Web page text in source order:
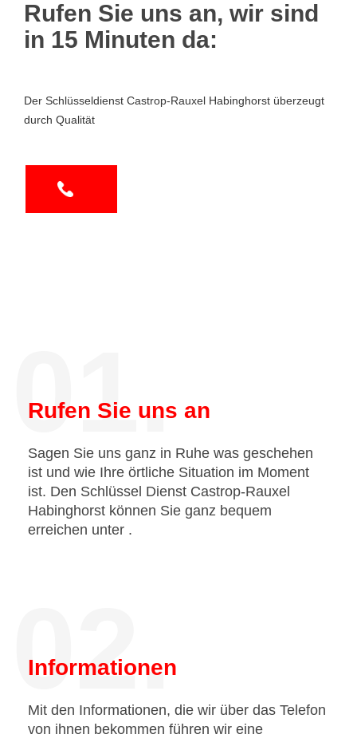
Rufen Sie uns an, wir sind
in 15 Minuten da:
Der Schlüsseldienst Castrop-Rauxel Habinghorst überzeugt
durch Qualität
01.
Rufen Sie uns an
Sagen Sie uns ganz in Ruhe was geschehen
ist und wie Ihre örtliche Situation im Moment
ist. Den Schlüssel Dienst Castrop-Rauxel
Habinghorst können Sie ganz bequem
erreichen unter .
02.
Informationen
Mit den Informationen, die wir über das Telefon
von ihnen bekommen führen wir eine